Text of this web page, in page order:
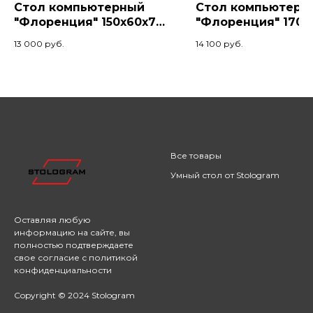
Стол компьютерный
"Флоренция" 150х60х74,
13 000 руб.
Стол
"Флоренция"
14 100 руб.
Оставляя любую
информацию на сайте, вы
полностью подтверждаете
свое согласие с политикой
конфиденциальности
Copyright © 2024 Stologram
Все товары
Умный стол от Stologram